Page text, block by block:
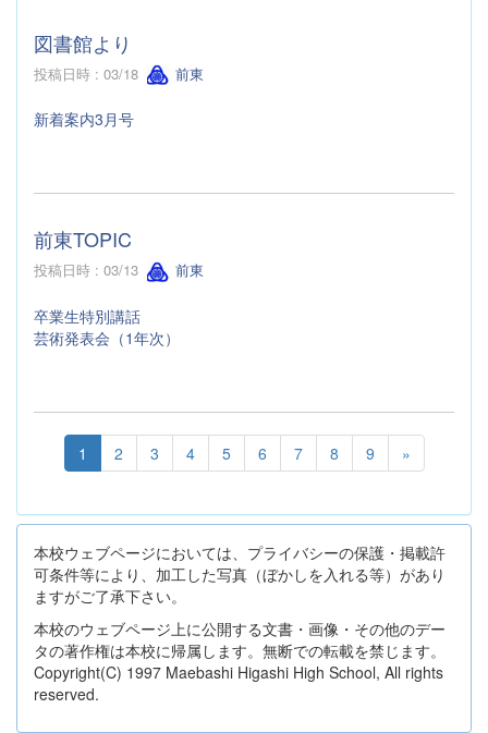
図書館より
投稿日時 : 03/18 前東
新着案内3月号
前東TOPIC
投稿日時 : 03/13 前東
卒業生特別講話
芸術発表会（1年次）
1 2 3 4 5 6 7 8 9 »
本校ウェブページにおいては、プライバシーの保護・掲載許
可条件等により、加工した写真（ぼかしを入れる等）があり
ますがご了承下さい。
本校のウェブページ上に公開する文書・画像・その他のデー
タの著作権は本校に帰属します。無断での転載を禁じます。
Copyright(C) 1997 Maebashi Higashi High School, All rights
reserved.